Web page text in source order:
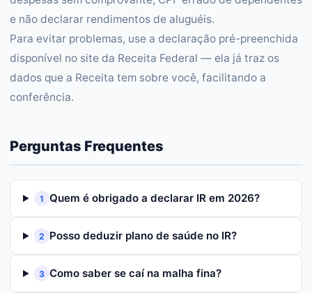
e não declarar rendimentos de aluguéis.
Para evitar problemas, use a declaração pré-preenchida
disponível no site da Receita Federal — ela já traz os
dados que a Receita tem sobre você, facilitando a
conferência.
Perguntas Frequentes
1 Quem é obrigado a declarar IR em 2026?
2 Posso deduzir plano de saúde no IR?
3 Como saber se caí na malha fina?